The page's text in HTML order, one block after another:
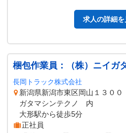
求人の詳細を
梱包作業員：（株）ニイガ
長岡トラック株式会社
新潟県新潟市東区岡山１
ガタマシンテクノ 内
大形駅から徒歩5分
正社員